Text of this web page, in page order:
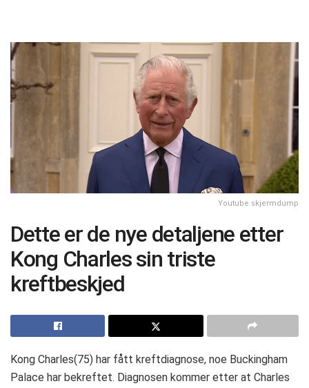
Youtube skjermdump
Dette er de nye detaljene etter
Kong Charles sin triste
kreftbeskjed
Kong Charles(75) har fått kreftdiagnose, noe Buckingham
Palace har bekreftet. Diagnosen kommer etter at Charles